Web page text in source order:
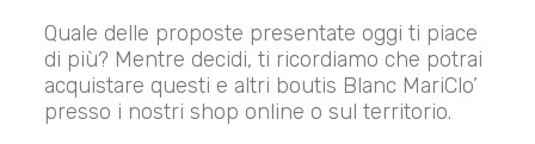
Quale delle proposte presentate oggi ti piace
di più? Mentre decidi, ti ricordiamo che potrai
acquistare questi e altri boutis Blanc MariClo’
presso i nostri shop online o sul territorio.